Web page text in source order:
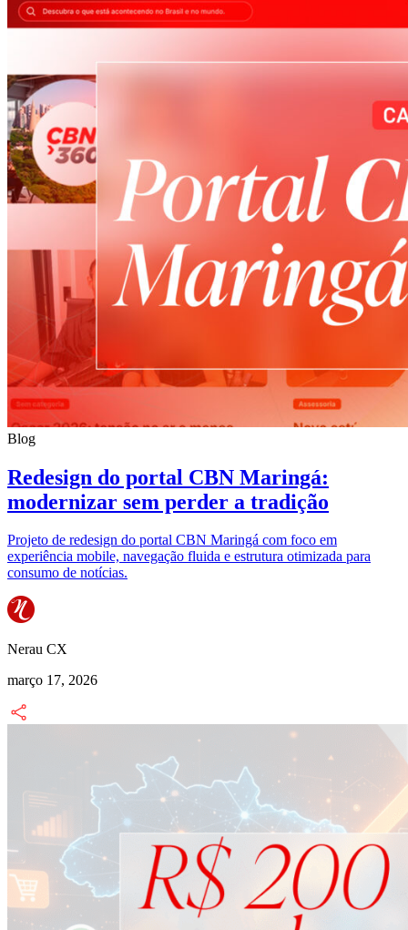
Blog
Redesign do portal CBN Maringá:
modernizar sem perder a tradição
Projeto de redesign do portal CBN Maringá com foco em
experiência mobile, navegação fluida e estrutura otimizada para
consumo de notícias.
Nerau CX
março 17, 2026